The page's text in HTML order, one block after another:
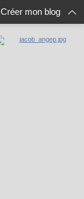
Créer mon blog